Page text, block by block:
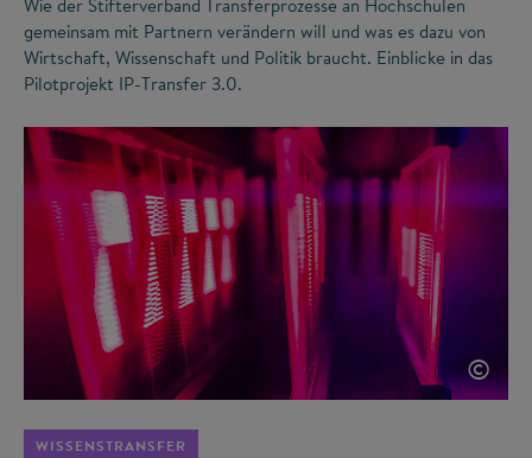
Wie der Stifterverband Transferprozesse an Hochschulen
gemeinsam mit Partnern verändern will und was es dazu von
Wirtschaft, Wissenschaft und Politik braucht. Einblicke in das
Pilotprojekt IP-Transfer 3.0.
©
WISSENSTRANSFER